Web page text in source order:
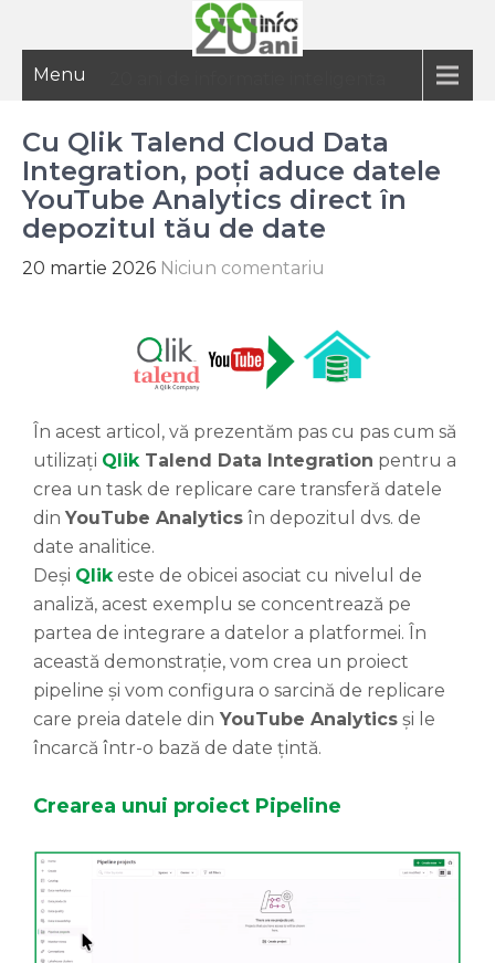
Menu
Cu Qlik Talend Cloud Data
Integration, poți aduce datele
YouTube Analytics direct în
depozitul tău de date
20 martie 2026 Niciun comentariu
În acest articol, vă prezentăm pas cu pas cum să
utilizați QlikTalend Data Integration pentru a
crea un task de replicare care transferă datele
din YouTube Analytics în depozitul dvs. de
date analitice.
Deși Qlikeste de obicei asociat cu nivelul de
analiză, acest exemplu se concentrează pe
partea de integrare a datelor a platformei. În
această demonstrație, vom crea un proiect
pipeline și vom configura o sarcină de replicare
care preia datele din YouTube Analytics și le
încarcă într-o bază de date țintă.
Crearea unui proiect Pipeline